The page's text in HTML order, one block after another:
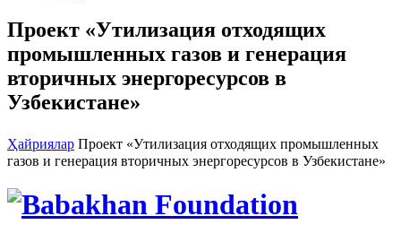
Проект «Утилизация отходящих
промышленных газов и генерация
вторичных энергоресурсов в
Узбекистане»
Ҳайриялар Проект «Утилизация отходящих промышленных
газов и генерация вторичных энергоресурсов в Узбекистане»